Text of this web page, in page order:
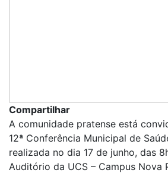
Compartilhar
A comunidade pratense está
12ª Conferência Municipal de
realizada no dia 17 de junho, das
Auditório da UCS – Campus Nova